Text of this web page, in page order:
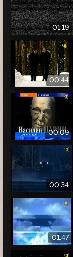
01:19
00:44
00:09
00:34
01:47